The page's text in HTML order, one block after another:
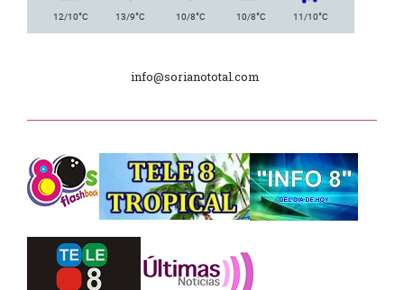
Plan de Regularización de Adeudos
2025
Dpto. de Higiene de la Intendencia.
Tele 8 Tropical – bloque 01
Tele 8 Tropical – bloque 02
12/10°C 13/9°C 10/8°C 10/8°C 11/10°C
info@sorianototal.com